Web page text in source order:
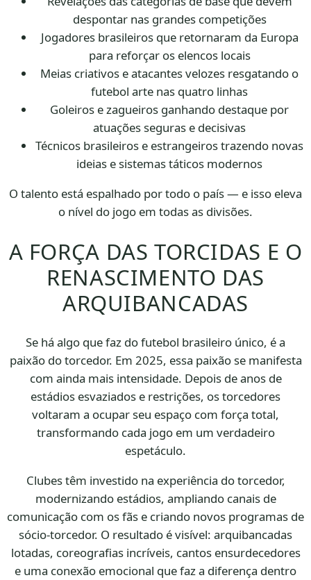
despontar nas grandes competições
Jogadores brasileiros que retornaram da Europa
para reforçar os elencos locais
Meias criativos e atacantes velozes resgatando o
futebol arte nas quatro linhas
Goleiros e zagueiros ganhando destaque por
atuações seguras e decisivas
Técnicos brasileiros e estrangeiros trazendo novas
ideias e sistemas táticos modernos
O talento está espalhado por todo o país — e isso eleva
o nível do jogo em todas as divisões.
A FORÇA DAS TORCIDAS E O
RENASCIMENTO DAS
ARQUIBANCADAS
Se há algo que faz do futebol brasileiro único, é a
paixão do torcedor. Em 2025, essa paixão se manifesta
com ainda mais intensidade. Depois de anos de
estádios esvaziados e restrições, os torcedores
voltaram a ocupar seu espaço com força total,
transformando cada jogo em um verdadeiro
espetáculo.
Clubes têm investido na experiência do torcedor,
modernizando estádios, ampliando canais de
comunicação com os fãs e criando novos programas de
sócio-torcedor. O resultado é visível: arquibancadas
lotadas, coreografias incríveis, cantos ensurdecedores
e uma conexão emocional que faz a diferença dentro